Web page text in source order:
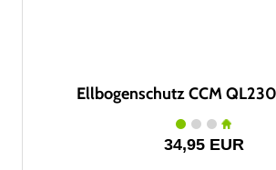
Ellbogenschutz CCM
34,95 EUR